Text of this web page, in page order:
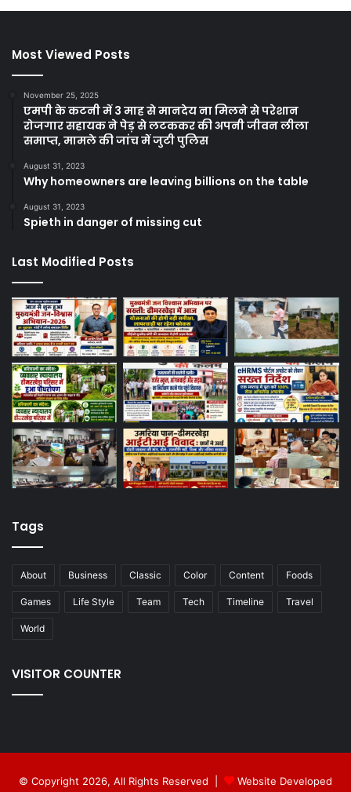
Most Viewed Posts
November 25, 2025
एमपी के कटनी में 3 माह से मानदेय ना मिलने से परेशान
रोजगार सहायक ने पेड़ से लटककर की अपनी जीवन लीला
समाप्त, मामले की जांच में जुटी पुलिस
August 31, 2023
Why homeowners are leaving billions on the table
August 31, 2023
Spieth in danger of missing cut
Last Modified Posts
Tags
About Business Classic Color Content Foods
Games Life Style Team Tech Timeline Travel
World
VISITOR COUNTER
© Copyright 2026, All Rights Reserved | Website Developed